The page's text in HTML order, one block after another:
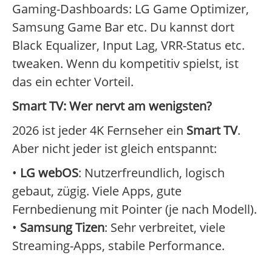
Gaming-Dashboards: LG Game Optimizer,
Samsung Game Bar etc. Du kannst dort
Black Equalizer, Input Lag, VRR-Status etc.
tweaken. Wenn du kompetitiv spielst, ist
das ein echter Vorteil.
Smart TV: Wer nervt am wenigsten?
2026 ist jeder 4K Fernseher ein Smart TV.
Aber nicht jeder ist gleich entspannt:
• LG webOS: Nutzerfreundlich, logisch
gebaut, zügig. Viele Apps, gute
Fernbedienung mit Pointer (je nach Modell).
• Samsung Tizen: Sehr verbreitet, viele
Streaming-Apps, stabile Performance.